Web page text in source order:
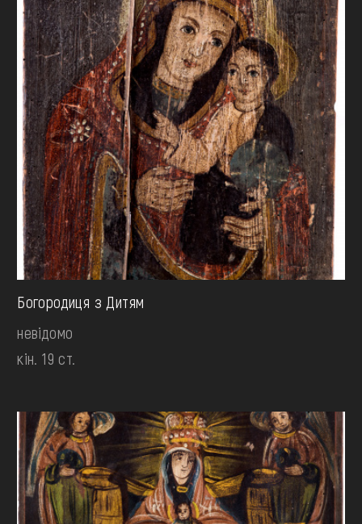
Богородиця з Дитям
невідомо
кін. 19 ст.